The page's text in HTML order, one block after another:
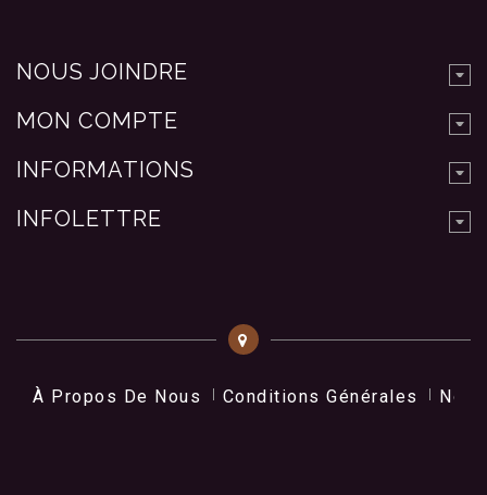
NOUS JOINDRE
MON COMPTE
INFORMATIONS
INFOLETTRE
À Propos De Nous Conditions Générales Nos